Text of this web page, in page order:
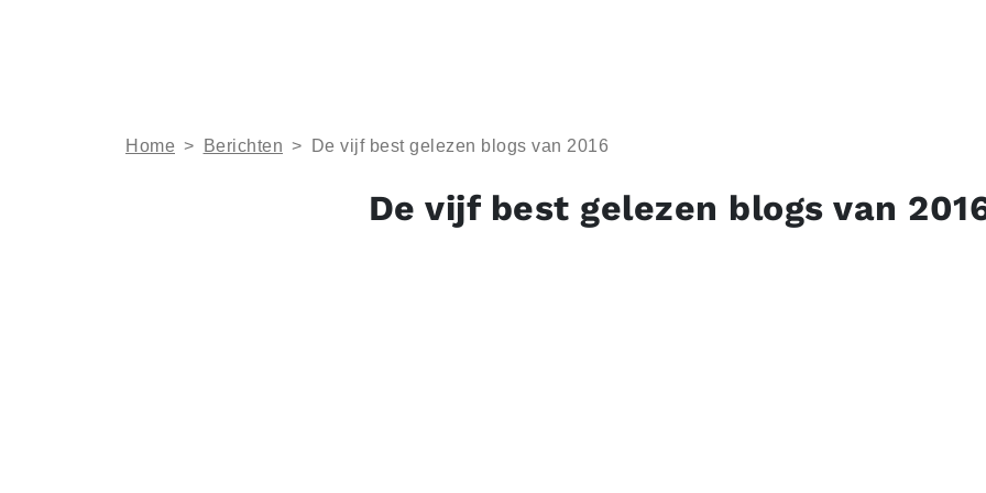
Home > Berichten > De vijf best gelezen blogs van 2016
De vijf best gelezen blogs van